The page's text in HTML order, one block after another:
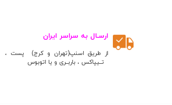
(160)
ارسـال به سراسر ایران
از طریق اسنپ(تهران و کرج) پست ،
تــیپاکس ، باربــری و یا اتوبوس